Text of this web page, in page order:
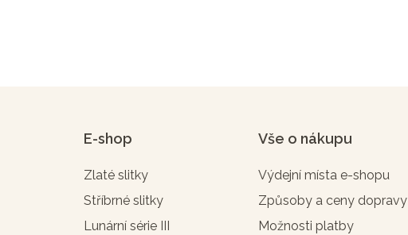
E-shop
Zlaté slitky
Stříbrné slitky
Lunární série III
Vše o nákupu
Výdejní místa e-shopu
Způsoby a ceny dopravy
Možnosti platby